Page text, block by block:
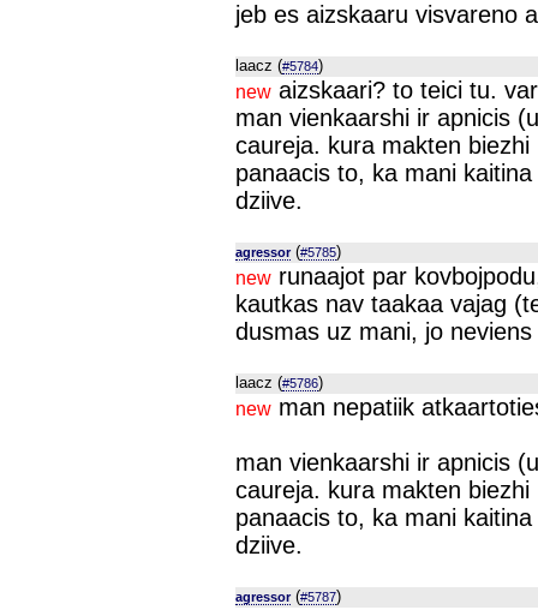
jeb es aizskaaru visvareno
laacz (#5784)
new aizskaari? to teici tu.
man vienkaarshi ir apnicis
caureja. kura makten
panaacis to, ka mani
dziive.
agressor(#5785)
new runaajot par
kautkas nav taakaa vajag
dusmas uz mani, jo
laacz (#5786)
new man nepatiik
man vienkaarshi ir apnicis
caureja. kura makten
panaacis to, ka mani
dziive.
agressor(#5787)